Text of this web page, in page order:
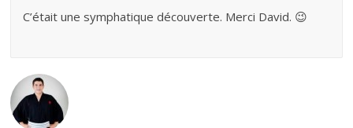
C’était une symphatique découverte. Merci David. 😉